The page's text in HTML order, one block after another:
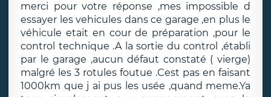
merci pour votre réponse ,mes impossible d
essayer les vehicules dans ce garage ,en plus le
véhicule etait en cour de préparation ,pour le
control technique .A la sortie du control ,établi
par le garage ,aucun défaut constaté ( vierge)
malgré les 3 rotules foutue .Cest pas en faisant
1000km que j ai pus les usée ,quand meme.Ya